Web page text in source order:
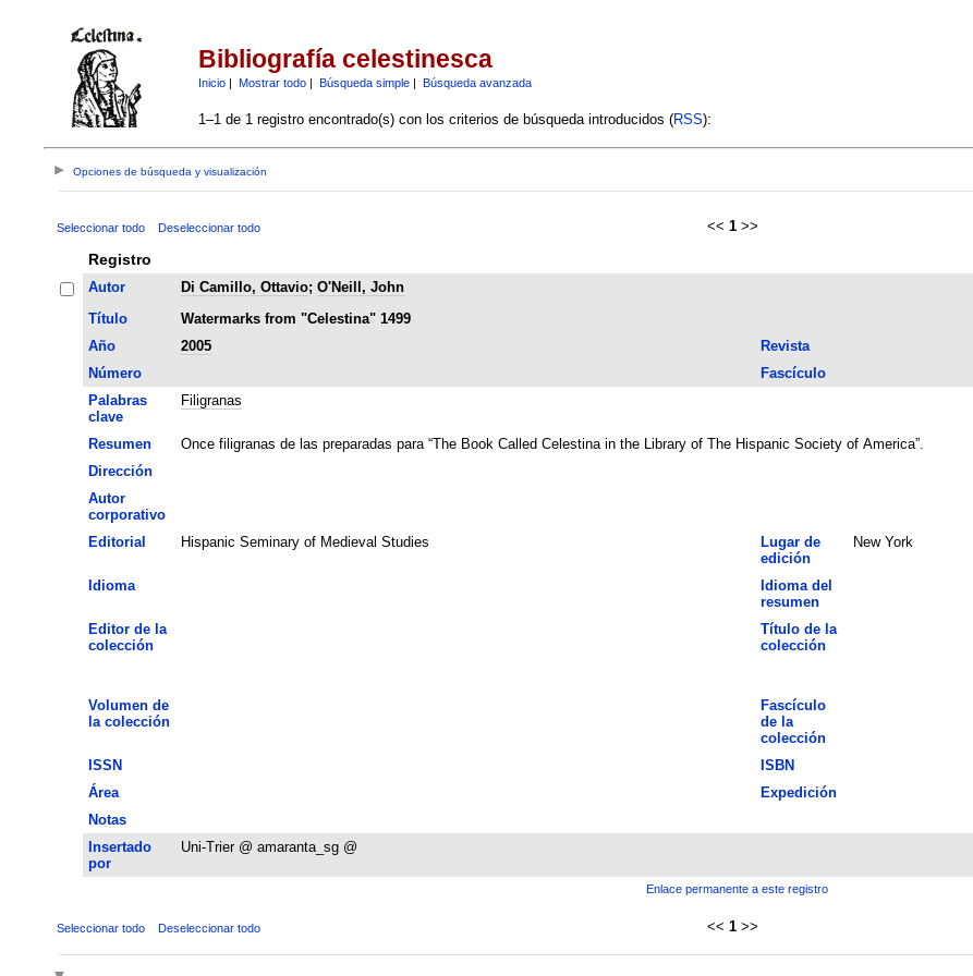
Bibliografía celestinesca
Inicio| Mostrar todo| Búsqueda simple| Búsqueda avanzada
1–1 de 1 registro encontrado(s) con los criterios de búsqueda introducidos (RSS):
Opciones de búsqueda y visualización
Seleccionar todo Deseleccionar todo << 1 >>
Registro
Autor Di Camillo, Ottavio; O'Neill, John
Título
Watermarks from "Celestina" 1499
Año
2005 Revista
Número
Fascículo
Palabras
clave
Filigranas
Resumen
Once filigranas de las preparadas para “The Book Called Celestina in the Library of The Hispanic Society of America”.
Dirección
Autor
corporativo
Editorial Hispanic Seminary of Medieval Studies
Lugar de
edición
New York
Idioma
Idioma del
resumen
Editor de la
colección
Título de la
colección
Volumen de
la colección
Fascículo
de la
colección
ISSN ISBN
Área
Expedición
Notas
Insertado
por
Uni-Trier @ amaranta_sg @
Enlace permanente a este registro
Seleccionar todo Deseleccionar todo << 1 >>